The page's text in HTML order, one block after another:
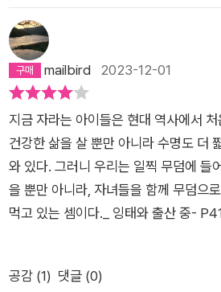
이 없어보인다. 우리가 목젖을 잃을 일
며, 설령잃는다고 해도 별 문제가 되지
고 나면 기이하게도 이중으로 위안이
==============….이 책을 통해우
한 것들이 이렇게 많은 줄 몰랐단다. 그
빌 브라이슨 말고도 많은 작가들이 이
하품을 왜 하는지 아무도 모르고 있다고
무런 해도 없는 하품을 깊이 있게 연구
떤 의학도가 하품을 연구하겠다고 하면,
겠지… 그래서 하품에 대한 연구가 많
렇게 생각해 본단다. 심지어 전염까지
로를 통해서 전염이 될까. 하품은생각해
쉽지 않았는데, 오랜만에 몰입해서 쭈욱
기여서 가깝기도 하고, 평소 궁금하게
수준에서) 알게 된 부분도 있고, 더하여,
라도 - 해야겠다는 생각이 들도록 만드
나 스스로 조금 더 사랑해야겠다, 는 생
몸에 대한 이야기로 한 번 쯤 읽어볼만
가 되었습니다.아에드 인 마이오렘 델
우리 정도라는 사실...이 또한 얼마나 아
읽은 <최종 이론은 없다>에서 발견한, '
로에 대해 사고하는 방식이다'라는 그
이런 류의 책에서 심오한 진리를 얻으
독자의 지적 호기심을 살짝 자극하고 순
을 알려주는 것만으로도 이 책의 가치는
종류의 지식들 - 뇌는 우리가 무슨 일을
다는 일반적인 믿음과 달리 액체 형태
울잠과 잠은 다른 것이며 곰은 사실 겨
의 30세 흑인 남성은 방글라데시의 30
이 높은데 이는 마약이나 폭력 때문이
당뇨병 때문이다 등등 - 이 가득 차 있
지나치는 건 쉽지 않은 일이다.인체를
의학의 역사이기도 하다. 인류의 평균
mailbird 2023-12-01
지금 자라는 아이들은 현대 역사에서
건강한 삶을 살 뿐만 아니라 수명도 더
와 있다. 그러니 우리는 일찍 무덤에 들
을 뿐만 아니라, 자녀들을 함께 무덤으
먹고 있는 셈이다._ 잉태와 출산 중-
면, 뇌와 척수에 있는 더욱 중요한 신경
손가락을 베였을 때에는 그 신경이 다시
공감 (1) 댓글 (0)